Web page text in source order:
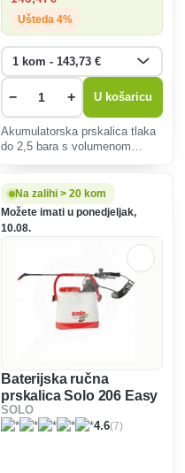
Ušteda 4%
− + U košaricu
Akumulatorska prskalica tlaka
do 2,5 bara s volumenom
prostore. Omogućuje do 5 sati
neprekidnog rada.
Na zalihi > 20 kom
Možete imati u ponedjeljak,
10.08.
Baterijska ručna
prskalica Solo 206 Easy
SOLO
4.6(7)